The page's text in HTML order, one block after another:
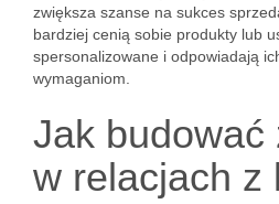
zwiększa szanse na sukces
bardziej cenią sobie produkty lub
spersonalizowane i odpowiadają
wymaganiom.
Jak budować
w relacjach z